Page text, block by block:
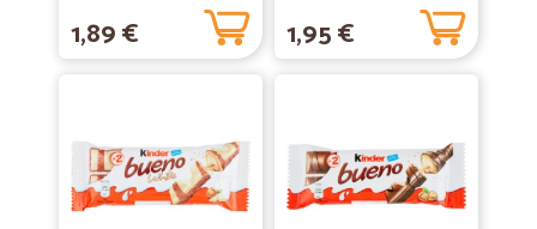
1,89 € 1,95 €